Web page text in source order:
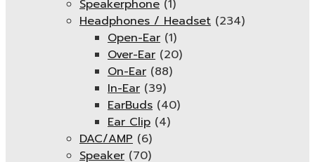
Speakerphone (1)
Headphones / Headset (234)
Open-Ear (1)
Over-Ear (20)
On-Ear (88)
In-Ear (39)
EarBuds (40)
Ear Clip (4)
DAC/AMP (6)
Speaker (70)